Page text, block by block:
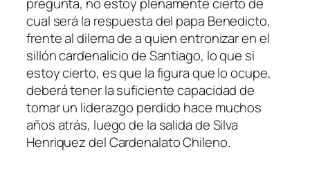
cual será la respuesta del papa Benedicto,
frente al dilema de a quien entronizar en el
sillón cardenalicio de Santiago, lo que si
estoy cierto, es que la figura que lo ocupe,
deberá tener la suficiente capacidad de
tomar un liderazgo perdido hace muchos
años atrás, luego de la salida de Silva
Henriquez del Cardenalato Chileno.